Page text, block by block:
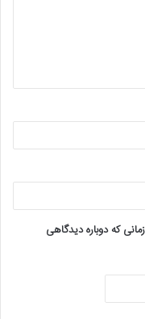
که دوباره دیدگاهی